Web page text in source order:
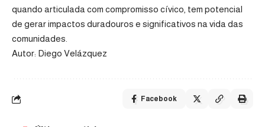
quando articulada com compromisso cívico, tem potencial
de gerar impactos duradouros e significativos na vida das
comunidades.
Autor: Diego Velázquez
Facebook